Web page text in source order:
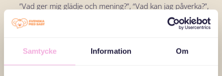
Samtycke Information Om
”Vad ger mig glädje och mening?”, “Vad kan jag påverka?”,
för att hjälpa dig att hitta fram till vad du mår bra av.
Stanna upp och försök vara i nuet och hitta stunder och